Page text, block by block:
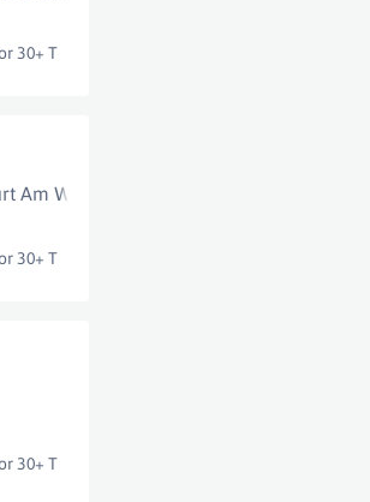
30+ T
Am Wörthersee
30+ T
30+ T